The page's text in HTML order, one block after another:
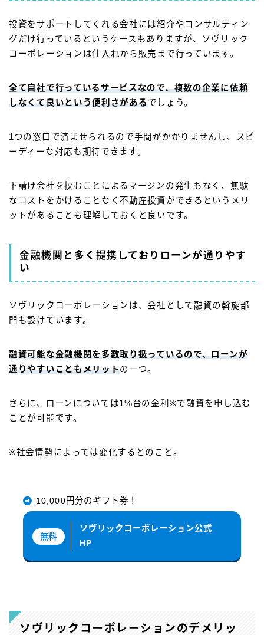
投資をサポートしてくれる会社には紹介やコンサルティン
グだけ行っているというケースもありますが、ソヴリック
コーポレーションは仕入れから販売まで行っています。
全て自社で行っているサービスなので、複数の企業に依頼
しなくて良いという便利さがあるでしょう。
1つの窓口で済ませられるので手間がかかりませんし、スピ
ーディーな対応も期待できます。
下請け会社を挟むことによるマージンの発生もなく、無駄
なコストをかけることなく不動産投資ができるというメリ
ットがあることも理解しておくと良いです。
金融機関と多く提携しておりローンが通りやす
い
ソヴリックコーポレーションは、会社として融資の斡旋部
門も設けています。
融資可能な金融機関を多数取り扱っているので、ローンが
通りやすいこともメリットの一つ。
さらに、ローンについては1%台の金利※で融資を申し込む
ことが可能です。
※社会情勢によっては変化するとのこと。
10,000円分のギフト券！
無料
ソヴリックコーポレーション公式
HP
ソヴリックコーポレーションのデメリッ